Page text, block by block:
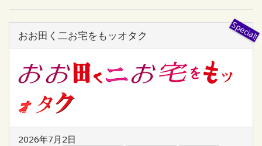
おお田く二お宅をもッオタク
2026年7月2日